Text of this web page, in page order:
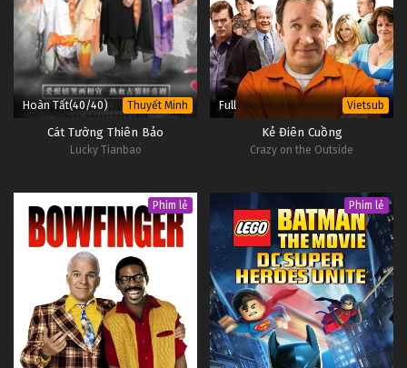
Hoàn Tất(40/40) Thuyết Minh
Cát Tường Thiên Bảo
Lucky Tianbao
Full Vietsub
Kẻ Điên Cuồng
Crazy on the Outside
Phim lẻ Phim lẻ